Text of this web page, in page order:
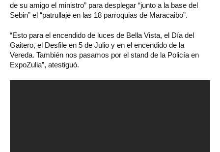
de su amigo el ministro” para desplegar “junto a la base del
Sebin” el “patrullaje en las 18 parroquias de Maracaibo”.
“Esto para el encendido de luces de Bella Vista, el Día del
Gaitero, el Desfile en 5 de Julio y en el encendido de la
Vereda. También nos pasamos por el stand de la Policía en
ExpoZulia”, atestiguó.